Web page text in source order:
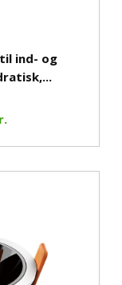
ind- og